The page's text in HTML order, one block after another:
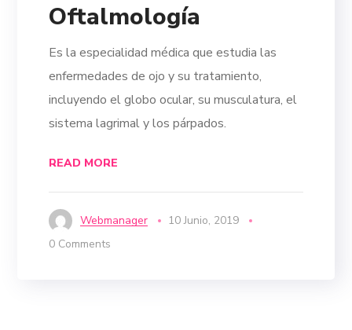
Oftalmología
Es la especialidad médica que estudia las
enfermedades de ojo y su tratamiento,
incluyendo el globo ocular, su musculatura, el
sistema lagrimal y los párpados.
READ MORE
Webmanager
10 Junio, 2019
0 Comments